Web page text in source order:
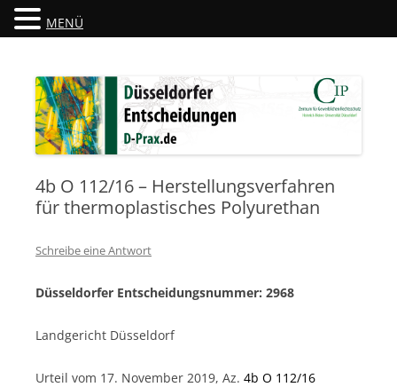
Düsseldorfer Entscheidungen
4b O 112/16 – Herstellungsverfahren
für thermoplastisches Polyurethan
Schreibe eine Antwort
Düsseldorfer Entscheidungsnummer: 2968
Landgericht Düsseldorf
Urteil vom 17. November 2019, Az. 4b O 112/16
MENÜ